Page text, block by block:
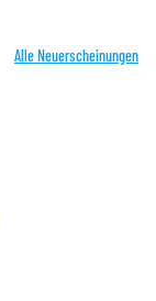
Alle Neuerscheinungen